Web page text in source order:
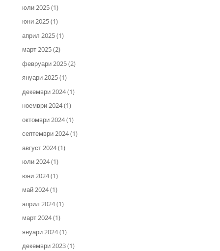
юли 2025(1)
юни 2025(1)
април 2025(1)
март 2025(2)
февруари 2025(2)
януари 2025(1)
декември 2024(1)
ноември 2024(1)
октомври 2024(1)
септември 2024(1)
август 2024(1)
юли 2024(1)
юни 2024(1)
май 2024(1)
април 2024(1)
март 2024(1)
януари 2024(1)
декември 2023(1)